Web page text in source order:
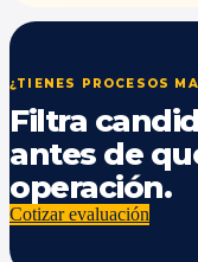
¿TIENES PROCESOS
Filtra
antes de
operación.
Cotizar evaluación